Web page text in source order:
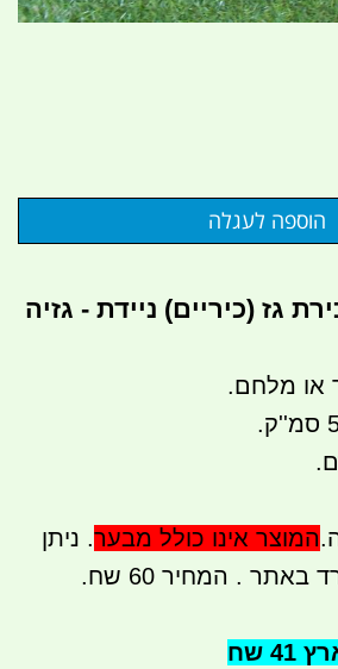
גז (כיריים) ניידת - גזיה
או מלחם.
המוצר אינו כולל מבער. ניתן
. המחיר 60 שח.
שח